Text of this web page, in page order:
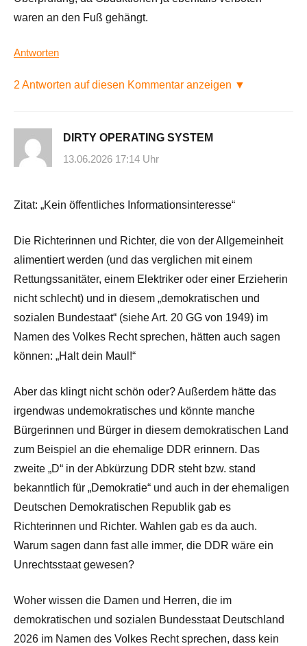
waren an den Fuß gehängt.
Antworten
2 Antworten auf diesen Kommentar anzeigen ▼
DIRTY OPERATING SYSTEM
13.06.2026 17:14 Uhr
Zitat: „Kein öffentliches Informationsinteresse“
Die Richterinnen und Richter, die von der Allgemeinheit
alimentiert werden (und das verglichen mit einem
Rettungssanitäter, einem Elektriker oder einer Erzieherin
nicht schlecht) und in diesem „demokratischen und
sozialen Bundestaat“ (siehe Art. 20 GG von 1949) im
Namen des Volkes Recht sprechen, hätten auch sagen
können: „Halt dein Maul!“
Aber das klingt nicht schön oder? Außerdem hätte das
irgendwas undemokratisches und könnte manche
Bürgerinnen und Bürger in diesem demokratischen Land
zum Beispiel an die ehemalige DDR erinnern. Das
zweite „D“ in der Abkürzung DDR steht bzw. stand
bekanntlich für „Demokratie“ und auch in der ehemaligen
Deutschen Demokratischen Republik gab es
Richterinnen und Richter. Wahlen gab es da auch.
Warum sagen dann fast alle immer, die DDR wäre ein
Unrechtsstaat gewesen?
Woher wissen die Damen und Herren, die im
demokratischen und sozialen Bundesstaat Deutschland
2026 im Namen des Volkes Recht sprechen, dass kein